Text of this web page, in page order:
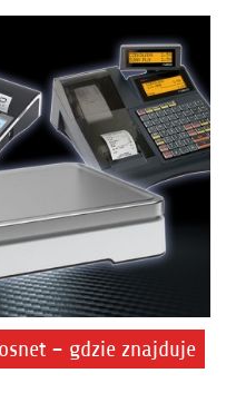
– gdzie znajduje